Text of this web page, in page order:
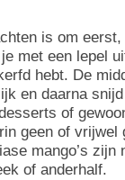
is om
met een lepel
hebt. De
en daarna
of
geen of
mango’s zijn
of anderhalf.